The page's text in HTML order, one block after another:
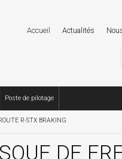
Poste de pilotage
Accueil Actualités
R-STX BRAKING
DE